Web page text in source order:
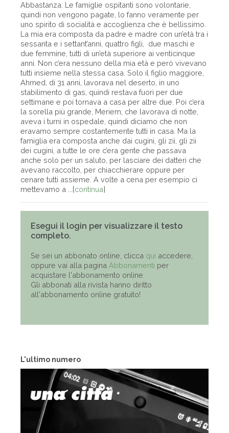
L'ultimo numero
Abbastanza. Le famiglie ospitanti sono volontarie,
quindi non vengono pagate, lo fanno veramente per
uno spirito di socialità e accoglienza che è bellissimo.
La mia era composta da padre e madre con un’età tra i
sessanta e i settant’anni, quattro figli, due maschi e
due femmine, tutti di un’età superiore ai venticinque
anni. Non c’era nessuno della mia età e però vivevano
tutti insieme nella stessa casa. Solo il figlio maggiore,
Ahmed, di 31 anni, lavorava nel deserto, in uno
stabilimento di gas, quindi restava fuori per due
settimane e poi tornava a casa per altre due. Poi c’era
la sorella più grande, Meriem, che lavorava di notte,
aveva i turni in ospedale, quindi diciamo che non
eravamo sempre costantemente tutti in casa. Ma la
famiglia era composta anche dai cugini, gli zii, gli zii
dei cugini, a tutte le ore c’era gente che passava
anche solo per un saluto, per lasciare dei datteri che
avevano raccolto, per chiacchierare oppure per
cenare tutti assieme. A volte a cena per esempio ci
mettevamo a ...[continua]
Esegui il login per visualizzare il testo
completo.
Se sei un abbonato online, clicca qui accedere,
oppure vai alla pagina Abbonamenti per
acquistare l'abbonamento online.
Gli abbonati alla rivista hanno diritto
all'abbonamento online gratuito!